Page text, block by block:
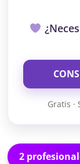
Gratis
2